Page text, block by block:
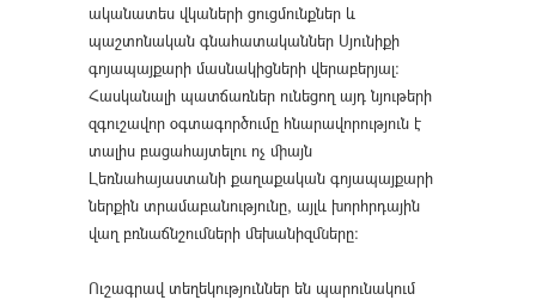
ականատես վկաների ցուցմունքներ և
պաշտոնական գնահատականներ Սյունիքի
գոյապայքարի մասնակիցների վերաբերյալ։
Հասկանալի պատճառներ ունեցող այդ նյութերի
զգուշավոր օգտագործումը հնարավորություն է
տալիս բացահայտելու ոչ միայն
Լեռնահայաստանի քաղաքական գոյապայքարի
ներքին տրամաբանությունը, այլև խորհրդային
վաղ բռնաճնշումների մեխանիզմները։
Ուշագրավ տեղեկություններ են պարունակում